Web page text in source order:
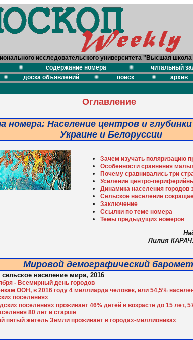
исследовательского университета "Высшая
содержание номера читальный
доска объявлений поиск архив
Оглавление
номера: Население центров и
Украине и Белоруссии
Зачем изучать поляризацию
Особенности сравнения
Почему сравнивались три
Усиление центро-
Динамика населения городов
Сельское население
Заключение
Ссылки по теме номера
Темы предыдущих номеров
Лилия
Мировой демографический
сельское население мира, 2016
- Всемирный день городов
ООН, в 2016 году 4 миллиарда человек, или 54,5%
поселениях
поселениях проживает 46% детей в возрасте до 15 лет,
80 лет и старше
пятый житель Земли проживает в городах-миллиониках